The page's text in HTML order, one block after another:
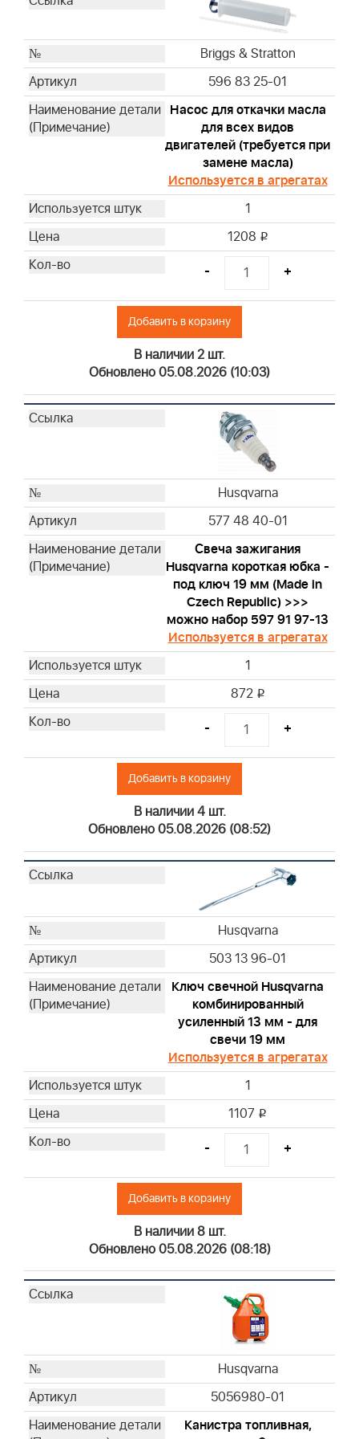
Briggs & Stratton
Briggs & Stratton
Briggs & Stratton
Briggs & Stratton
Briggs & Stratton
Briggs & Stratton
Briggs & Stratton
Briggs & Stratton
Briggs & Stratton
Briggs & Stratton
Briggs & Stratton
Briggs & Stratton
Briggs & Stratton
Briggs & Stratton
Briggs & Stratton
Briggs & Stratton
Briggs & Stratton
Briggs & Stratton
Briggs & Stratton
Briggs & Stratton
Briggs & Stratton
Briggs & Stratton
Briggs & Stratton
Briggs & Stratton
Briggs & Stratton
Briggs & Stratton
Briggs & Stratton
Briggs & Stratton
Briggs & Stratton
Briggs & Stratton
Briggs & Stratton
Briggs & Stratton
Briggs & Stratton
Briggs & Stratton
Briggs & Stratton
Briggs & Stratton
Briggs & Stratton
Briggs & Stratton
Briggs & Stratton
Briggs & Stratton
Briggs & Stratton
Briggs & Stratton
Briggs & Stratton
Briggs & Stratton
Briggs & Stratton
Briggs & Stratton
Briggs & Stratton
Briggs & Stratton
Briggs & Stratton
Briggs & Stratton
Briggs & Stratton
Briggs & Stratton
Briggs & Stratton
Briggs & Stratton
Briggs & Stratton
Briggs & Stratton
Briggs & Stratton
Briggs & Stratton
Briggs & Stratton
596 83 25-01
Насос для откачки масла
для всех видов
двигателей (требуется при
замене масла)
Используется в агрегатах
1
1208 i
- +
Добавить в корзину
В наличии 2 шт.
Обновлено 05.08.2026 (10:03)
Husqvarna
577 48 40-01
Свеча зажигания
Husqvarna короткая юбка -
под ключ 19 мм (Made in
Czech Republic) >>>
можно набор 597 91 97-13
Используется в агрегатах
1
872 i
- +
Добавить в корзину
В наличии 4 шт.
Обновлено 05.08.2026 (08:52)
Husqvarna
503 13 96-01
Ключ свечной Husqvarna
комбинированный
усиленный 13 мм - для
свечи 19 мм
Используется в агрегатах
1
1107 i
- +
Добавить в корзину
В наличии 8 шт.
Обновлено 05.08.2026 (08:18)
Husqvarna
5056980-01
Канистра топливная,